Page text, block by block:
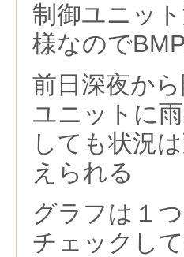
制御ユニッ
様なので
前日深夜か
ユニットに
しても状況
えられる
グラフは１
チェックし